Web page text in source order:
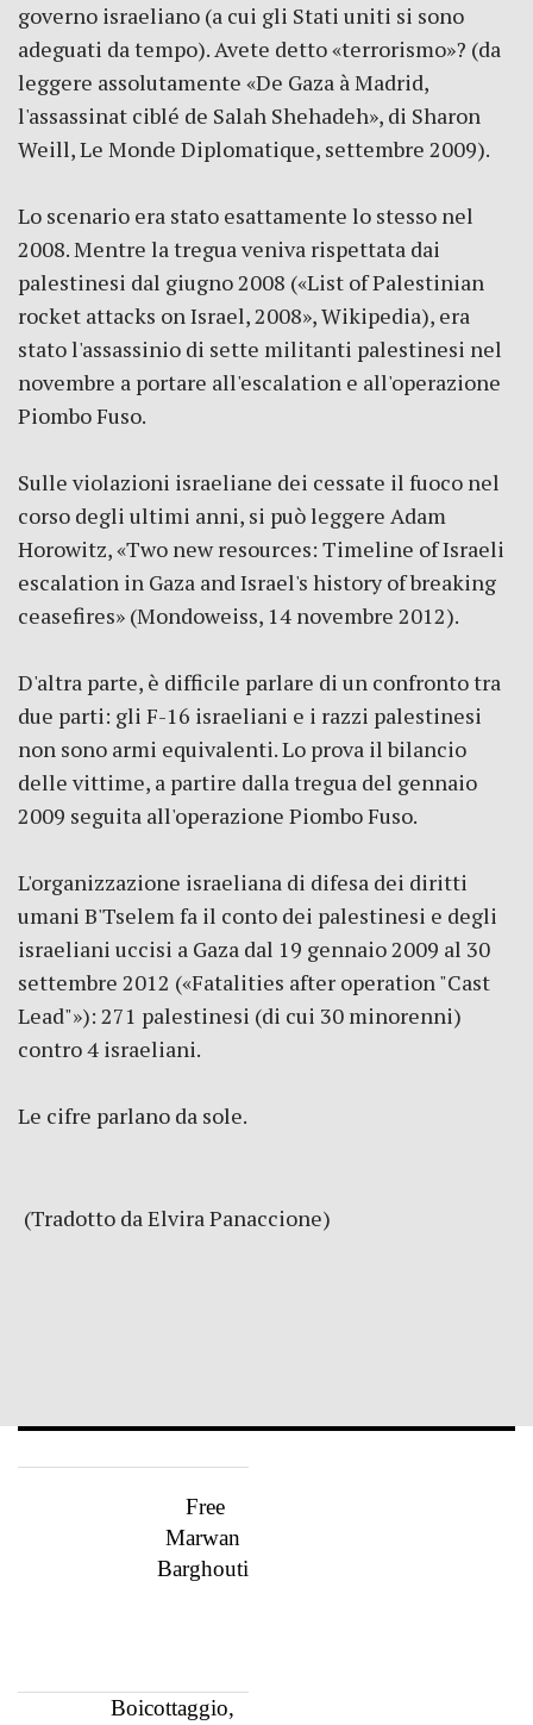
governo israeliano (a cui gli Stati uniti si sono
adeguati da tempo). Avete detto «terrorismo»? (da
leggere assolutamente «De Gaza à Madrid,
l'assassinat ciblé de Salah Shehadeh», di Sharon
Weill, Le Monde Diplomatique, settembre 2009).
Lo scenario era stato esattamente lo stesso nel
2008. Mentre la tregua veniva rispettata dai
palestinesi dal giugno 2008 («List of Palestinian
rocket attacks on Israel, 2008», Wikipedia), era
stato l'assassinio di sette militanti palestinesi nel
novembre a portare all'escalation e all'operazione
Piombo Fuso.
Sulle violazioni israeliane dei cessate il fuoco nel
corso degli ultimi anni, si può leggere Adam
Horowitz, «Two new resources: Timeline of Israeli
escalation in Gaza and Israel's history of breaking
ceasefires» (Mondoweiss, 14 novembre 2012).
D'altra parte, è difficile parlare di un confronto tra
due parti: gli F-16 israeliani e i razzi palestinesi
non sono armi equivalenti. Lo prova il bilancio
delle vittime, a partire dalla tregua del gennaio
2009 seguita all'operazione Piombo Fuso.
L'organizzazione israeliana di difesa dei diritti
umani B'Tselem fa il conto dei palestinesi e degli
israeliani uccisi a Gaza dal 19 gennaio 2009 al 30
settembre 2012 («Fatalities after operation "Cast
Lead"»): 271 palestinesi (di cui 30 minorenni)
contro 4 israeliani.
Le cifre parlano da sole.
(Tradotto da Elvira Panaccione)
Free
Marwan
Barghouti
Boicottaggio,